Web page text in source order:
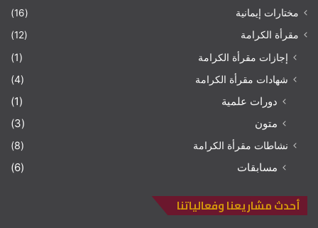
مختارات إيمانية
(16)
مقرأة الكرامة
(12)
إجازات مقرأة الكرامة
(1)
شهادات مقرأة الكرامة
(4)
دورات علمية
(1)
متون
(3)
نشاطات مقرأة الكرامة (8)
مسابقات (6)
أحدث مشاريعنا وفعالياتنا